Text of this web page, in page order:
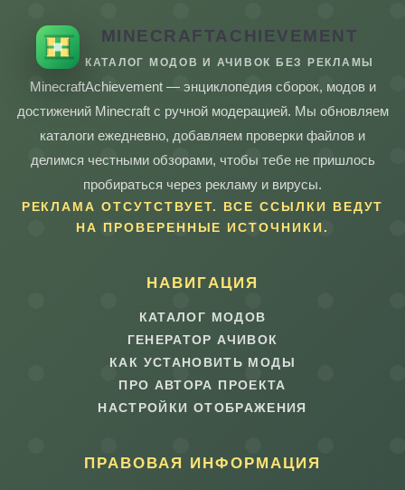
MINECRAFTACHIEVEMENT
КАТАЛОГ МОДОВ И АЧИВОК БЕЗ РЕКЛАМЫ
MinecraftAchievement — энциклопедия сборок, модов и
достижений Minecraft с ручной модерацией. Мы обновляем
каталоги ежедневно, добавляем проверки файлов и
делимся честными обзорами, чтобы тебе не пришлось
пробираться через рекламу и вирусы.
РЕКЛАМА ОТСУТСТВУЕТ. ВСЕ ССЫЛКИ ВЕДУТ
НА ПРОВЕРЕННЫЕ ИСТОЧНИКИ.
НАВИГАЦИЯ
КАТАЛОГ МОДОВ
ГЕНЕРАТОР АЧИВОК
КАК УСТАНОВИТЬ МОДЫ
ПРО АВТОРА ПРОЕКТА
НАСТРОЙКИ ОТОБРАЖЕНИЯ
ПРАВОВАЯ ИНФОРМАЦИЯ